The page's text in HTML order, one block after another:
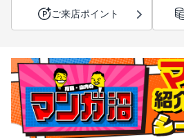
ご来店ポイント